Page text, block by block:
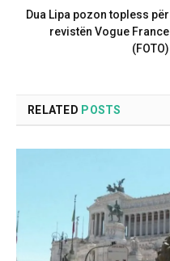
Dua Lipa pozon topless për
revistën Vogue France
(FOTO)
RELATED POSTS